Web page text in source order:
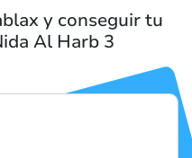
y conseguir tu
Al Harb 3